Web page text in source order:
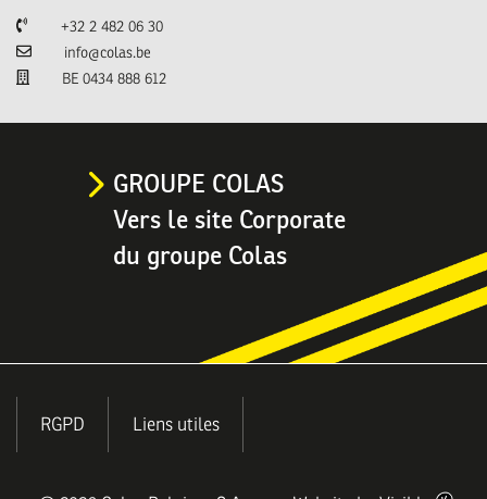
Téléphone
+32 2 482 06 30
Emailinfo@colas.be
BE 0434 888 612
GROUPE COLAS
Vers le site Corporate
du groupe Colas
MENU
PIED
RGPD Liens utiles